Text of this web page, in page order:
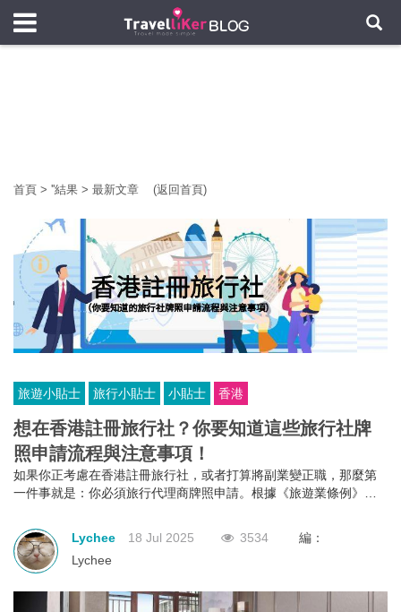
首頁 > ''結果 > 最新文章 (返回首頁)
旅遊小貼士 旅行小貼士 小貼士 香港
想在香港註冊旅行社？你要知道這些旅行社牌
照申請流程與注意事項！
如果你正考慮在香港註冊旅行社，或者打算將副業變正職，那麼第
一件事就是：你必須旅行代理商牌照申請。根據《旅遊業條例》第
遊團或接待到港旅客的業務，都必須向旅遊業監管局申請並持有有
效的旅行代理商牌照。沒有這個牌照？那就不能經營！
Lychee 18 Jul 2025 3534
編：
Lychee